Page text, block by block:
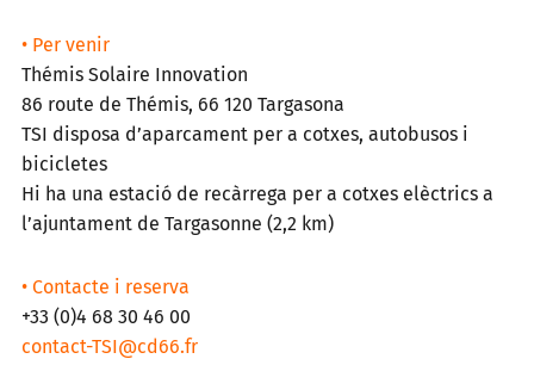
• Per venir
Thémis Solaire Innovation
86 route de Thémis, 66 120 Targasona
TSI disposa d’aparcament per a cotxes, autobusos i
bicicletes
Hi ha una estació de recàrrega per a cotxes elèctrics a
l’ajuntament de Targasonne (2,2 km)
• Contacte i reserva
+33 (0)4 68 30 46 00
contact-TSI@cd66.fr